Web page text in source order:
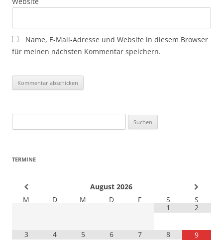
Name, E-Mail-Adresse und Website in diesem Browser
für meinen nächsten Kommentar speichern.
nach:
TERMINE
August 2026
M
D M D F S
S
1
2
3 4 5 6 7 8 9